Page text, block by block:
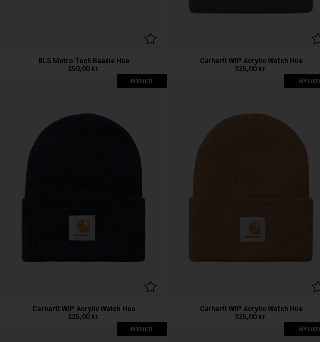
BLS Metro Tech Beanie Hue
250,00 kr.
Carhartt WIP Acrylic Watch Hue
225,00 kr.
NYHED
Carhartt WIP Acrylic Watch Hue
225,00 kr.
NYHED
Carhartt WIP Acrylic Watch Hue
225,00 kr.
NYHED NYHED